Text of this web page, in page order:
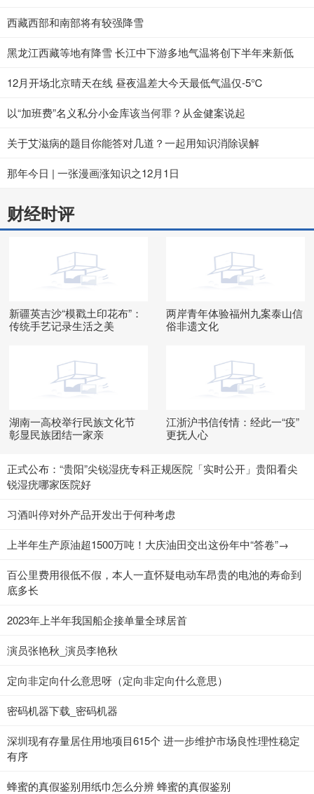
西藏西部和南部将有较强降雪
黑龙江西藏等地有降雪 长江中下游多地气温将创下半年来新低
12月开场北京晴天在线 昼夜温差大今天最低气温仅-5℃
以“加班费”名义私分小金库该当何罪？从金健案说起
关于艾滋病的题目你能答对几道？一起用知识消除误解
那年今日 | 一张漫画涨知识之12月1日
财经时评
新疆英吉沙“模戳土印花布”：
传统手艺记录生活之美
两岸青年体验福州九案泰山信
俗非遗文化
湖南一高校举行民族文化节
彰显民族团结一家亲
江浙沪书信传情：经此一“疫”
更抚人心
正式公布：“贵阳”尖锐湿疣专科正规医院「实时公开」贵阳看尖
锐湿疣哪家医院好
​习酒叫停对外产品开发出于何种考虑
上半年生产原油超1500万吨！大庆油田交出这份年中“答卷”→
百公里费用很低不假，本人一直怀疑电动车昂贵的电池的寿命到
底多长
2023年上半年我国船企接单量全球居首
演员张艳秋_演员李艳秋
定向非定向什么意思呀（定向非定向什么意思）
密码机器下载_密码机器
深圳现有存量居住用地项目615个 进一步维护市场良性理性稳定
有序
蜂蜜的真假鉴别用纸巾怎么分辨 蜂蜜的真假鉴别